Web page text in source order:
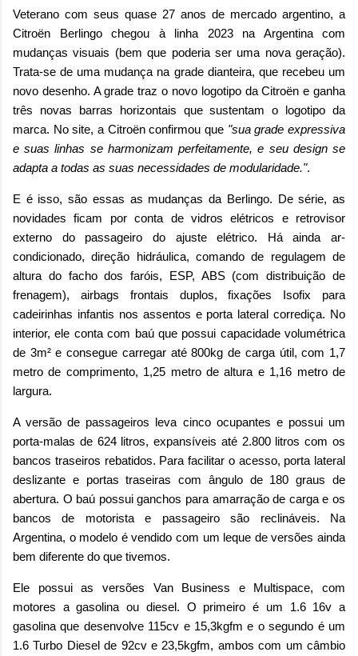
Veterano com seus quase 27 anos de mercado argentino, a
Citroën Berlingo chegou à linha 2023 na Argentina com
mudanças visuais (bem que poderia ser uma nova geração).
Trata-se de uma mudança na grade dianteira, que recebeu um
novo desenho. A grade traz o novo logotipo da Citroën e ganha
três novas barras horizontais que sustentam o logotipo da
marca. No site, a Citroën confirmou que "sua grade expressiva
e suas linhas se harmonizam perfeitamente, e seu design se
adapta a todas as suas necessidades de modularidade.".
E é isso, são essas as mudanças da Berlingo. De série, as
novidades ficam por conta de vidros elétricos e retrovisor
externo do passageiro do ajuste elétrico. Há ainda ar-
condicionado, direção hidráulica, comando de regulagem de
altura do facho dos faróis, ESP, ABS (com distribuição de
frenagem), airbags frontais duplos, fixações Isofix para
cadeirinhas infantis nos assentos e porta lateral corrediça. No
interior, ele conta com baú que possui capacidade volumétrica
de 3m² e consegue carregar até 800kg de carga útil, com 1,7
metro de comprimento, 1,25 metro de altura e 1,16 metro de
largura.
A versão de passageiros leva cinco ocupantes e possui um
porta-malas de 624 litros, expansíveis até 2.800 litros com os
bancos traseiros rebatidos. Para facilitar o acesso, porta lateral
deslizante e portas traseiras com ângulo de 180 graus de
abertura. O baú possui ganchos para amarração de carga e os
bancos de motorista e passageiro são reclináveis. Na
Argentina, o modelo é vendido com um leque de versões ainda
bem diferente do que tivemos.
Ele possui as versões Van Business e Multispace, com
motores a gasolina ou diesel. O primeiro é um 1.6 16v a
gasolina que desenvolve 115cv e 15,3kgfm e o segundo é um
1.6 Turbo Diesel de 92cv e 23,5kgfm, ambos com um câmbio